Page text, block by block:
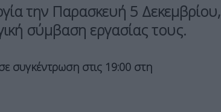
την Παρασκευή 5 Δεκεμβρίου,
σύμβαση εργασίας τους.
συγκέντρωση στις 19:00 στη